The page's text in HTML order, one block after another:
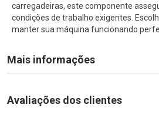
carregadeiras, este componente
condições de trabalho exigentes.
manter sua máquina funcionando
Mais informações
Avaliações dos clientes